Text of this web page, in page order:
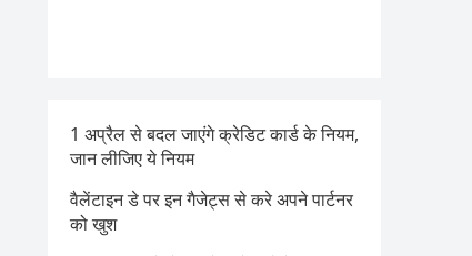
1 अप्रैल से बदल जाएंगे क्रेडिट कार्ड के नियम,
जान लीजिए ये नियम
वैलेंटाइन डे पर इन गैजेट्स से करे अपने पार्टनर
को खुश